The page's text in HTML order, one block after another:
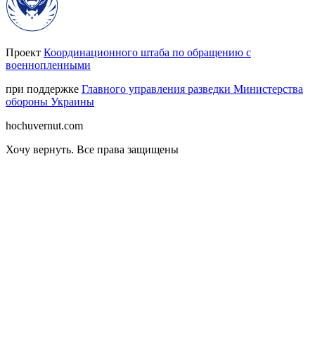
Проект Координационного штаба по обращению с
военнопленными
при поддержке Главного управления разведки Министерства
обороны Украины
hochuvernut.com
Хочу вернуть. Все права защищены